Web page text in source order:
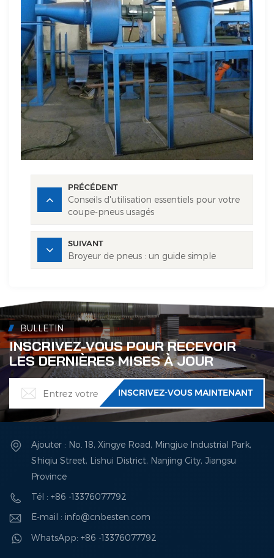
PRÉCÉDENT
Conseils d'utilisation essentiels pour votre
coupe-pneus usagés
SUIVANT
Broyeur de pneus : un guide simple
BULLETIN
INSCRIVEZ-VOUS POUR RECEVOIR
LES DERNIÈRES MISES À JOUR
Ajouter : No. 18, Xingye Road, Mingjue Industrial Park,
Shiqiu Street, Lishui District, Nanjing City, Jiangsu
Province
Tél : +86 -13376077792
E-mail : info@cnbesten.com
WhatsApp: +86 -13376077792